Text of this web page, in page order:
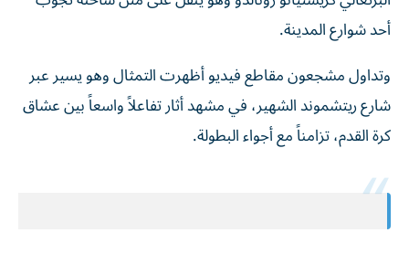
أحد شوارع المدينة.
وتداول مشجعون مقاطع فيديو أظهرت التمثال وهو يسير عبر
شارع ريتشموند الشهير، في مشهد أثار تفاعلاً واسعاً بين عشاق
كرة القدم، تزامناً مع أجواء البطولة.